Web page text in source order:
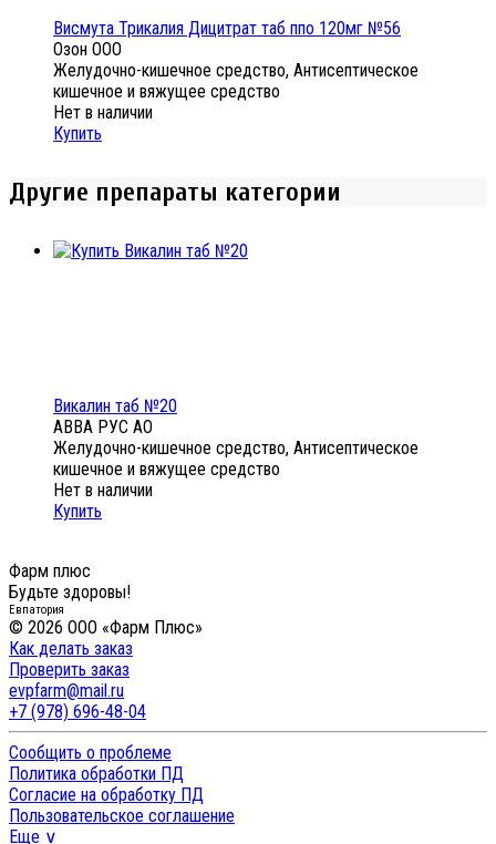
Висмута Трикалия Дицитрат таб ппо 120мг №56
Озон ООО
Желудочно-кишечное средство, Антисептическое
кишечное и вяжущее средство
Нет в наличии
Купить
Другие препараты категории
Викалин таб №20
АВВА РУС АО
Желудочно-кишечное средство, Антисептическое
кишечное и вяжущее средство
Нет в наличии
Купить
Фарм плюс
Будьте здоровы!
Евпатория
© 2026 ООО «Фарм Плюс»
Как делать заказ
Проверить заказ
evpfarm@mail.ru
+7 (978) 696-48-04
Сообщить о проблеме
Политика обработки ПД
Согласие на обработку ПД
Пользовательское соглашение
Еще ∨